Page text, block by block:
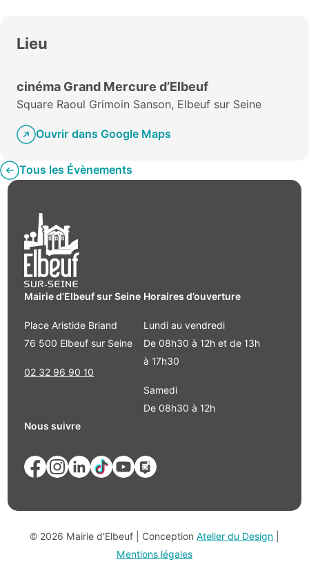
Lieu
cinéma Grand Mercure d’Elbeuf
Square Raoul Grimoin Sanson, Elbeuf sur Seine
Ouvrir dans Google Maps
Tous les Évènements
Mairie d’Elbeuf sur Seine
Place Aristide Briand
76 500 Elbeuf sur Seine
02 32 96 90 10
Horaires d’ouverture
Lundi au vendredi
De 08h30 à 12h et de 13h
à 17h30
Samedi
De 08h30 à 12h
Nous suivre
© 2026 Mairie d'Elbeuf | Conception Atelier du Design
Mentions légales